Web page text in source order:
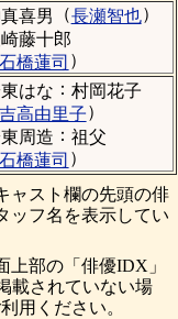
喜男 （長瀬智也）
藤十郎
石橋蓮司 ）
はな ： 村岡花子
吉高由里子）
周造 ： 祖父
石橋蓮司 ）
ャスト欄の先頭の俳
ッフ名を表示してい
部の「俳優IDX」
載されていない場
用ください。